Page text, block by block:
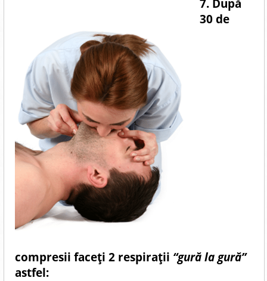
7. După
30 de
compresii faceți 2 respirații “gură la gură”
astfel: